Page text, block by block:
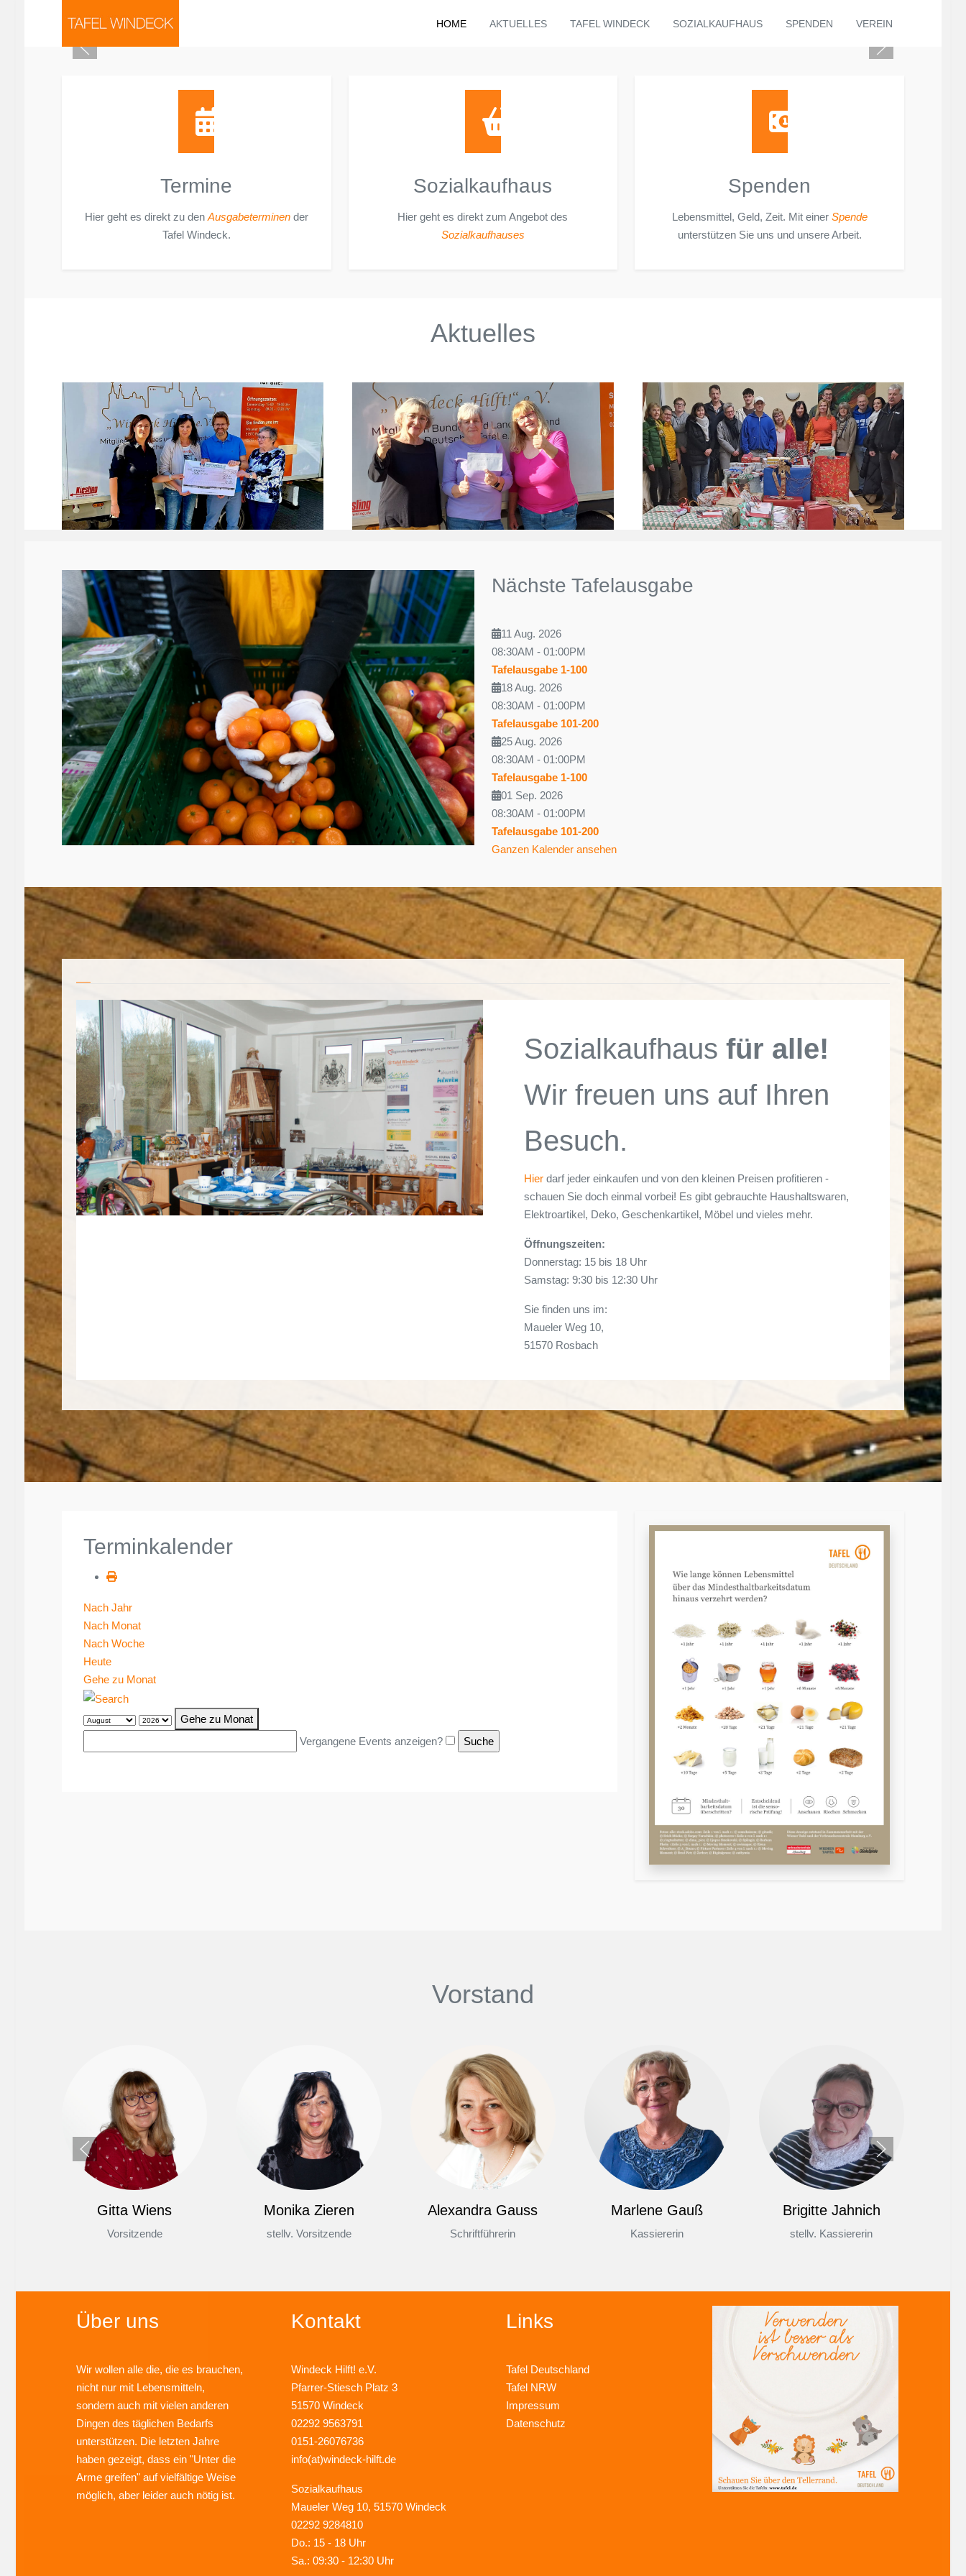
HOME AKTUELLES TAFEL WINDECK SOZIALKAUFHAUS SPENDEN VEREIN
Termine
Hier geht es direkt zu den Ausgabeterminender
Tafel Windeck.
Sozialkaufhaus
Hier geht es direkt zum Angebot des
Sozialkaufhauses
Spenden
Lebensmittel, Geld, Zeit. Mit einer Spende
unterstützen Sie uns und unsere Arbeit.
Aktuelles
Nächste Tafelausgabe
11 Aug. 2026
08:30AM - 01:00PM
Tafelausgabe 1-100
18 Aug. 2026
08:30AM - 01:00PM
Tafelausgabe 101-200
25 Aug. 2026
08:30AM - 01:00PM
Tafelausgabe 1-100
01 Sep. 2026
08:30AM - 01:00PM
Tafelausgabe 101-200
Ganzen Kalender ansehen
Sozialkaufhaus für alle!
Wir freuen uns auf Ihren
Besuch.
Hierdarf jeder einkaufen und von den kleinen Preisen profitieren -
schauen Sie doch einmal vorbei! Es gibt gebrauchte Haushaltswaren,
Elektroartikel, Deko, Geschenkartikel, Möbel und vieles mehr.
Öffnungszeiten:
Donnerstag: 15 bis 18 Uhr
Samstag: 9:30 bis 12:30 Uhr
Sie finden uns im:
Maueler Weg 10,
51570 Rosbach
Terminkalender
Nach Jahr
Nach Monat
Nach Woche
Heute
Gehe zu Monat
Gehe zu Monat
Vergangene Events anzeigen?
Vorstand
Gitta Wiens
Vorsitzende
Monika Zieren
stellv. Vorsitzende
Alexandra Gauss
Schriftführerin
Marlene Gauß
Kassiererin
Brigitte Jahnich
stellv. Kassiererin
Über uns
Wir wollen alle die, die es brauchen,
nicht nur mit Lebensmitteln,
sondern auch mit vielen anderen
Dingen des täglichen Bedarfs
unterstützen. Die letzten Jahre
haben gezeigt, dass ein "Unter die
Arme greifen" auf vielfältige Weise
möglich, aber leider auch nötig ist.
Kontakt
Windeck Hilft! e.V.
Pfarrer-Stiesch Platz 3
51570 Windeck
02292 9563791
0151-26076736
info(at)windeck-hilft.de
Sozialkaufhaus
Maueler Weg 10, 51570 Windeck
02292 9284810
Do.: 15 - 18 Uhr
Sa.: 09:30 - 12:30 Uhr
Links
Tafel Deutschland
Tafel NRW
Impressum
Datenschutz